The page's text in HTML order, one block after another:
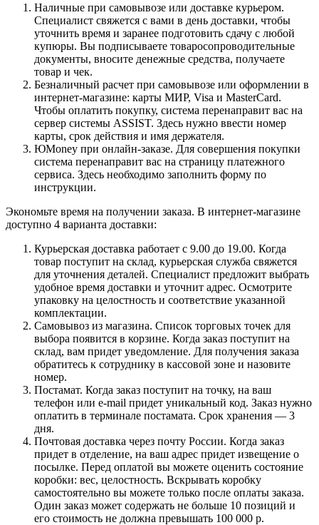
Наличные при самовывозе или доставке курьером.
Специалист свяжется с вами в день доставки, чтобы
уточнить время и заранее подготовить сдачу с любой
купюры. Вы подписываете товаросопроводительные
документы, вносите денежные средства, получаете
товар и чек.
Безналичный расчет при самовывозе или оформлении в
интернет-магазине: карты МИР, Visa и MasterCard.
Чтобы оплатить покупку, система перенаправит вас на
сервер системы ASSIST. Здесь нужно ввести номер
карты, срок действия и имя держателя.
ЮMoney при онлайн-заказе. Для совершения покупки
система перенаправит вас на страницу платежного
сервиса. Здесь необходимо заполнить форму по
инструкции.
Экономьте время на получении заказа. В интернет-магазине
доступно 4 варианта доставки:
Курьерская доставка работает с 9.00 до 19.00. Когда
товар поступит на склад, курьерская служба свяжется
для уточнения деталей. Специалист предложит выбрать
удобное время доставки и уточнит адрес. Осмотрите
упаковку на целостность и соответствие указанной
комплектации.
Самовывоз из магазина. Список торговых точек для
выбора появится в корзине. Когда заказ поступит на
склад, вам придет уведомление. Для получения заказа
обратитесь к сотруднику в кассовой зоне и назовите
номер.
Постамат. Когда заказ поступит на точку, на ваш
телефон или e-mail придет уникальный код. Заказ нужно
оплатить в терминале постамата. Срок хранения — 3
дня.
Почтовая доставка через почту России. Когда заказ
придет в отделение, на ваш адрес придет извещение о
посылке. Перед оплатой вы можете оценить состояние
коробки: вес, целостность. Вскрывать коробку
самостоятельно вы можете только после оплаты заказа.
Один заказ может содержать не больше 10 позиций и
его стоимость не должна превышать 100 000 р.